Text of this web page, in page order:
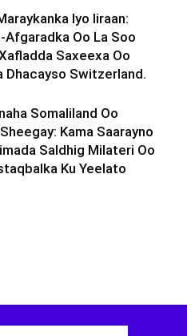
Iyo Iiraan:
Afgaradka Oo La Soo
Saxeexa Oo
Dhacayso Switzerland.
Somaliland Oo
Kama Saarayno
Saldhig Milateri Oo
Ku Yeelato